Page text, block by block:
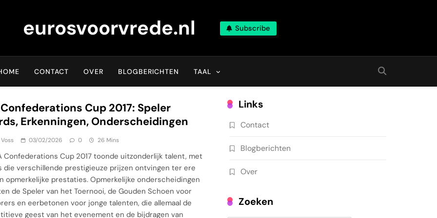
eurosvoorvrede.nl Subscribe
CONTACT OVER BLOGBERICHTEN TAAL
Confederations Cup 2017: Speler
Erkenningen, Onderscheidingen
03/02/2026 0 26 Mins
Confederations Cup 2017 toonde uitzonderlijk talent, met
die verschillende prestigieuze prijzen ontvingen ter ere
opmerkelijke prestaties. Opmerkelijke onderscheidingen
de Speler van het Toernooi, de Gouden Schoen voor
en eerbetonen voor jonge talenten, die allemaal de
geest van het evenement en de bijdragen van
Links
Contact
Blogberichten
Over
Zoeken